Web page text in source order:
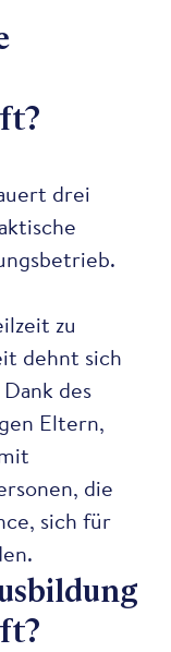
drei
zu
dehnt sich
des
Eltern,
die
sich für